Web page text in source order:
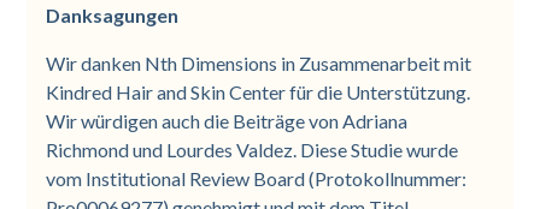
Danksagungen
Wir danken Nth Dimensions in Zusammenarbeit mit
Kindred Hair and Skin Center für die Unterstützung.
Wir würdigen auch die Beiträge von Adriana
Richmond und Lourdes Valdez. Diese Studie wurde
vom Institutional Review Board (Protokollnummer: